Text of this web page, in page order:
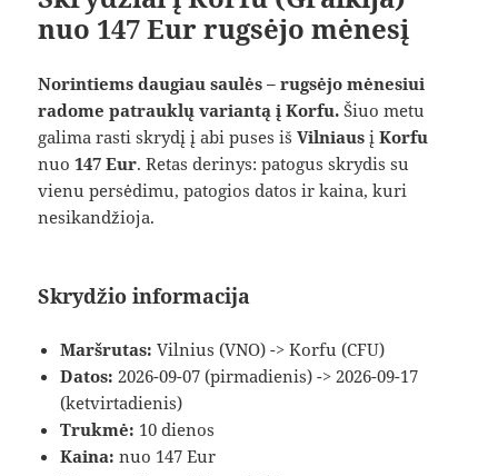
nuo 147 Eur rugsėjo mėnesį
Norintiems daugiau saulės – rugsėjo mėnesiui
radome patrauklų variantą į Korfu. Šiuo metu
galima rasti skrydį į abi puses išVilniaus įKorfu
nuo147 Eur. Retas derinys: patogus skrydis su
vienu persėdimu, patogios datos ir kaina, kuri
nesikandžioja.
Skrydžio informacija
Maršrutas: Vilnius (VNO) -> Korfu (CFU)
Datos: 2026-09-07 (pirmadienis) -> 2026-09-17
(ketvirtadienis)
Trukmė: 10 dienos
Kaina: nuo 147 Eur